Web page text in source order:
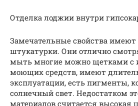
Отделка лоджии внутри
Замечательные свойства
штукатурки. Они отлично
мыть многие можно щетками с
моющих средств, имеют
эксплуатации, есть пигменты,
солнечный свет. Недостатком
материалов считается высокая